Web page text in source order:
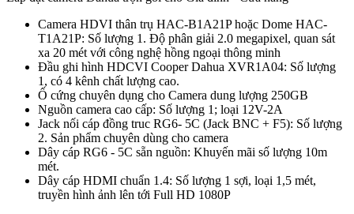
Camera HDVI thân trụ HAC-B1A21P hoặc Dome HAC-
T1A21P: Số lượng 1. Độ phân giải 2.0 megapixel, quan sát
xa 20 mét với công nghệ hồng ngoại thông minh
Đầu ghi hình HDCVI Cooper Dahua XVR1A04: Số lượng
1, có 4 kênh chất lượng cao.
Ổ cứng chuyên dụng cho Camera dung lượng 250GB
Nguồn camera cao cấp: Số lượng 1; loại 12V-2A
Jack nối cáp đồng truc RG6- 5C (Jack BNC + F5): Số lượng
2. Sản phẩm chuyên dùng cho camera
Dây cáp RG6 - 5C sẵn nguồn: Khuyến mãi số lượng 10m
mét.
Dây cáp HDMI chuẩn 1.4: Số lượng 1 sợi, loại 1,5 mét,
truyền hình ảnh lên tới Full HD 1080P